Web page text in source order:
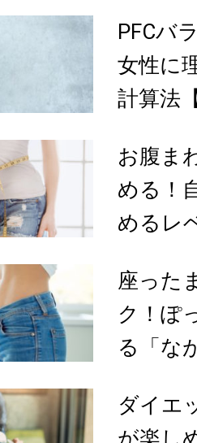
PFCバ
女性に
計算法
お腹ま
める！
めるレ
座った
ク！ぽ
る「な
ダイエ
が楽し